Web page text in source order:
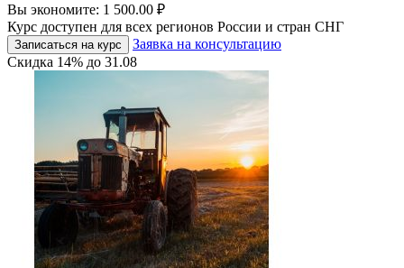
Вы экономите: 1 500.00 ₽
Курс доступен для всех регионов России и стран СНГ
Записаться на курс
Заявка на консультацию
Скидка 14% до 31.08